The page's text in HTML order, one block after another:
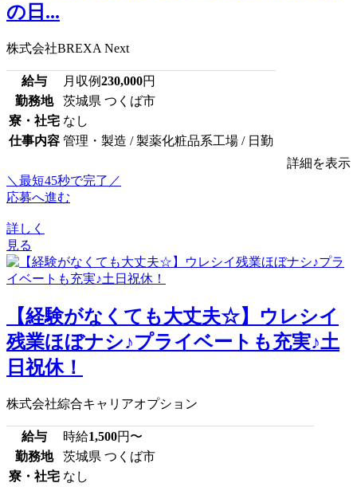
の日...
株式会社BREXA Next
給与 月収例230,000円
勤務地
茨城県 つくば市
寮・社宅 なし
仕事内容 管理・製造 / 製薬化粧品系工場 / 日勤
詳細を表示
＼最短45秒で完了／
応募へ進む
詳しく
見る
【経験がなくても大丈夫☆】ウレシイ
残業ほぼナシ♪プライベートも充実♪土
日祝休！
株式会社綜合キャリアオプション
給与 時給1,500円〜
勤務地
茨城県 つくば市
寮・社宅 なし